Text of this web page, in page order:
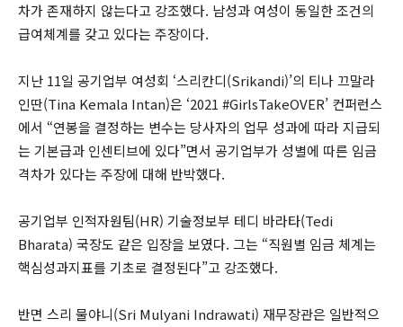
차가 존재하지 않는다고 강조했다. 남성과 여성이 동일한 조건의
급여체계를 갖고 있다는 주장이다.
지난 11일 공기업부 여성회 ‘스리칸디(Srikandi)’의 티나 끄말라
인딴(Tina Kemala Intan)은 ‘2021 #GirlsTakeOVER’ 컨퍼런스
에서 “연봉을 결정하는 변수는 당사자의 업무 성과에 따라 지급되
는 기본급과 인센티브에 있다”면서 공기업부가 성별에 따른 임금
격차가 있다는 주장에 대해 반박했다.
공기업부 인적자원팀(HR) 기술정보부 테디 바라타(Tedi
Bharata) 국장도 같은 입장을 보였다. 그는 “직원별 임금 체계는
핵심성과지표를 기초로 결정된다”고 강조했다.
반면 스리 물야니(Sri Mulyani Indrawati) 재무장관은 일반적으